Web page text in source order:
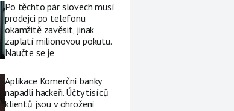
Po těchto pár slovech musí
prodejci po telefonu
okamžitě zavěsit, jinak
zaplatí milionovou pokutu.
Naučte se je
Aplikace Komerční banky
napadli hackeři. Účty tisíců
klientů jsou v ohrožení